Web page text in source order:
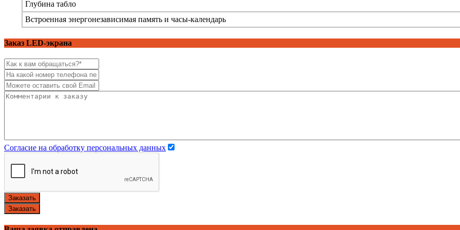
Глубина табло
Встроенная энергонезависимая память и часы-календарь
Заказ LED-экрана
Согласие на обработку персональных данных
Заказать
Заказать